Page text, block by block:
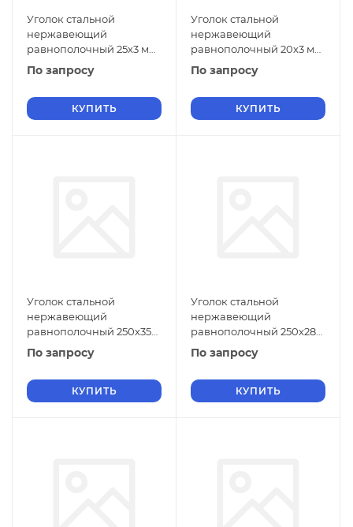
Уголок стальной
нержавеющий
равнополочный 25х3 мм
20Х13 ГОСТ 8509-93
По запросу
КУПИТЬ
Уголок стальной
нержавеющий
равнополочный 20х3 мм
20Х13 ГОСТ 8509-93
По запросу
КУПИТЬ
Уголок стальной
нержавеющий
равнополочный 250х35
мм 08Х18Н10 ГОСТ 8509-
По запросу
КУПИТЬ
Уголок стальной
нержавеющий
равнополочный 250х28
мм 08Х18Н10 ГОСТ 8509-
По запросу
КУПИТЬ